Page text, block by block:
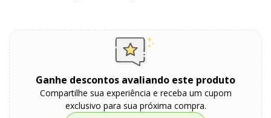
Ganhe descontos avaliando este produto
Compartilhe sua experiência e receba um cupom
exclusivo para sua próxima compra.